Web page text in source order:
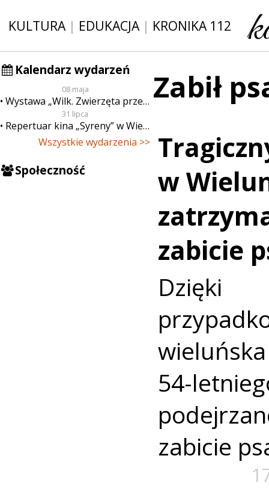
KULTURA| EDUKACJA| KRONIKA 112
Kalendarz wydarzeń
08 maja
Wystawa „Wilk. Zwierzęta przeklęte”
31 lipca
Repertuar kina „Syreny” w Wieluniu w dn. od 31 lipca do 6 sierpnia
Wszystkie wydarzenia >>
Społeczność
Zabił
w
zabicie
54-
zabicie